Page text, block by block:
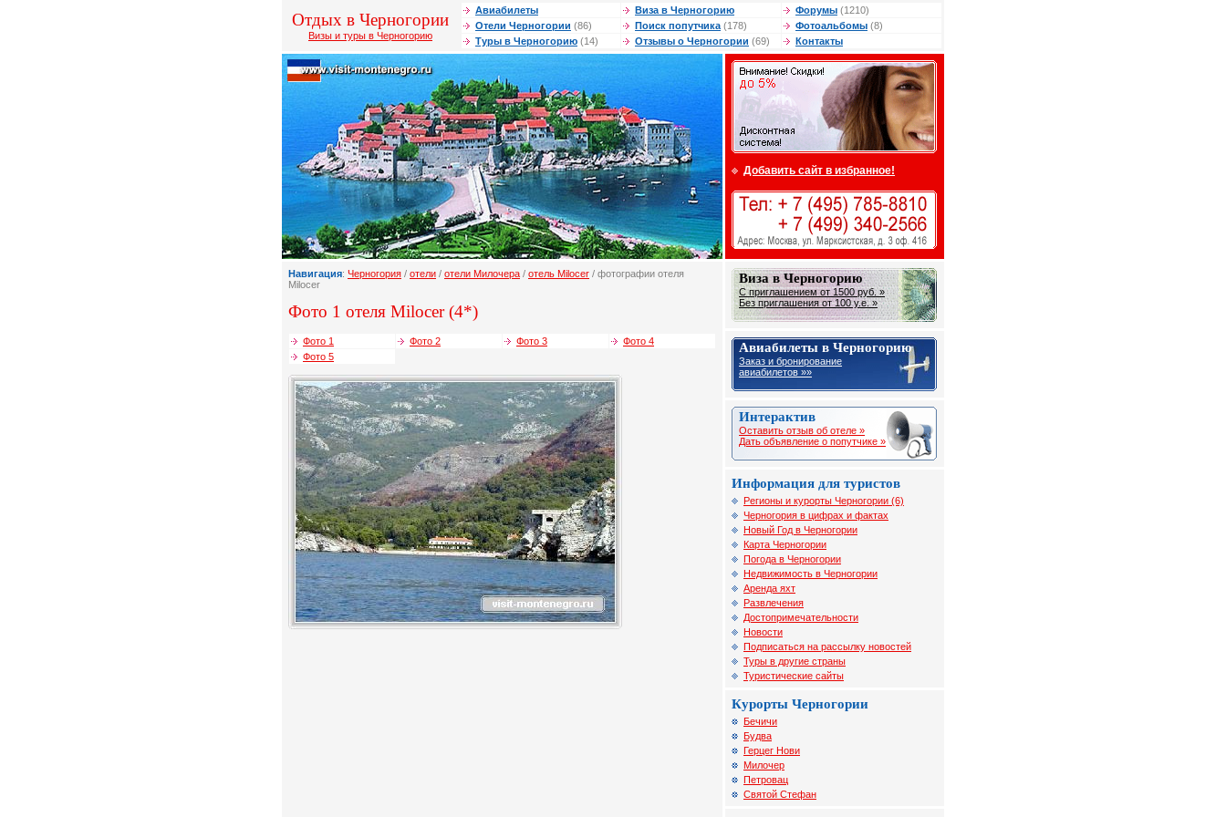
Отдых в Черногории
Визы и туры в Черногорию
Авиабилеты Виза в Черногорию Форумы (1210)
Отели Черногории (86) Поиск попутчика (178) Фотоальбомы (8)
Туры в Черногорию (14) Отзывы о Черногории (69) Контакты
Добавить сайт в избранное!
Навигация: Черногория / отели / отели Милочера / отель Milocer / фотографии отеля
Milocer
Фото 1 отеля Milocer (4*)
Фото 1 Фото 2 Фото 3
Фото 4
Фото 5
Виза в Черногорию
С приглашением от 1500 руб. »
Без приглашения от 100 у.е. »
Авиабилеты в Черногорию
Заказ и бронирование
авиабилетов »»
Интерактив
Оставить отзыв об отеле »
Дать объявление о попутчике »
Информация для туристов
Регионы и курорты Черногории (6)
Черногория в цифрах и фактах
Новый Год в Черногории
Карта Черногории
Погода в Черногории
Недвижимость в Черногории
Аренда яхт
Развлечения
Достопримечательности
Новости
Подписаться на рассылку новостей
Туры в другие страны
Туристические сайты
Курорты Черногории
Бечичи
Будва
Герцег Нови
Милочер
Петровац
Святой Стефан